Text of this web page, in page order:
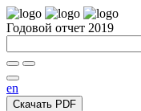
Годовой отчет 2019
en
Скачать PDF